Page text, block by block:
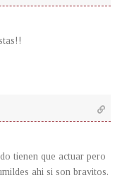
tienen que actuar pero
ahi si son bravitos.